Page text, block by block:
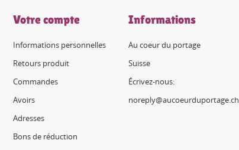
Votre compte
Informations personnelles
Retours produit
Commandes
Avoirs
Adresses
Bons de réduction
Informations
Au coeur du portage
Suisse
Écrivez-nous:
noreply@aucoeurduportage.ch